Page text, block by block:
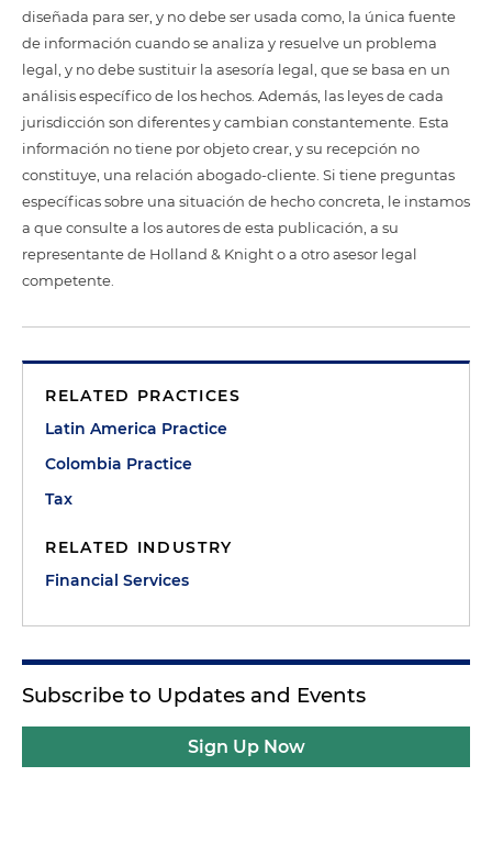
diseñada para ser, y no debe ser usada como, la única fuente
de información cuando se analiza y resuelve un problema
legal, y no debe sustituir la asesoría legal, que se basa en un
análisis específico de los hechos. Además, las leyes de cada
jurisdicción son diferentes y cambian constantemente. Esta
información no tiene por objeto crear, y su recepción no
constituye, una relación abogado-cliente. Si tiene preguntas
específicas sobre una situación de hecho concreta, le instamos
a que consulte a los autores de esta publicación, a su
representante de Holland & Knight o a otro asesor legal
competente.
RELATED PRACTICES
Latin America Practice
Colombia Practice
Tax
RELATED INDUSTRY
Financial Services
Subscribe to Updates and Events
Sign Up Now